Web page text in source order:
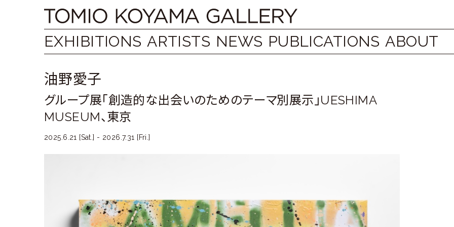
content
Tomio
Koyama
小
山
登
美
EXHIBITIONS ARTISTS NEWS PUBLICATIONS ABOUT
油野愛子
グループ展「創造的な出会いのためのテーマ別展示」UESHIMA
MUSEUM、東京
2025.6.21 [Sat.] - 2026.7.31 [Fri.]